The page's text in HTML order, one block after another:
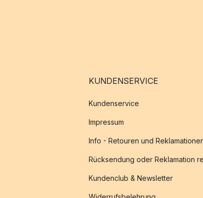
KUNDENSERVICE
Kundenservice
Impressum
Info - Retouren und
Rücksendung oder Reklamation
Kundenclub & Newsletter